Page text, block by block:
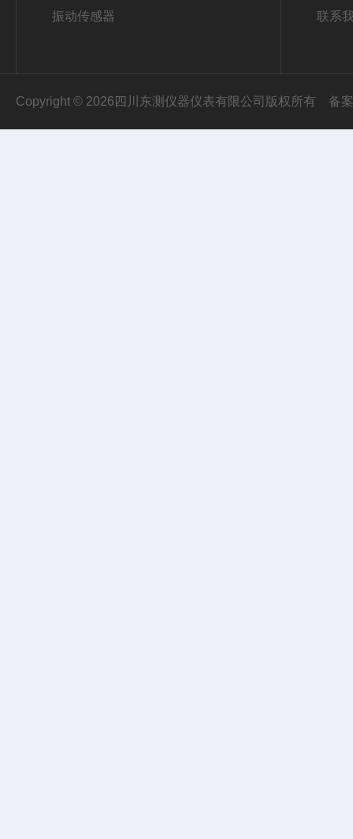
振动传感器 联系
Copyright © 2026四川东测仪器仪表有限公司版权所有 备